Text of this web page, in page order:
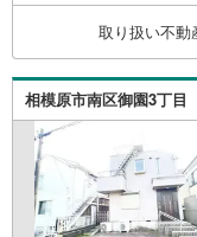
取り扱い不動
相模原市南区御園3丁目